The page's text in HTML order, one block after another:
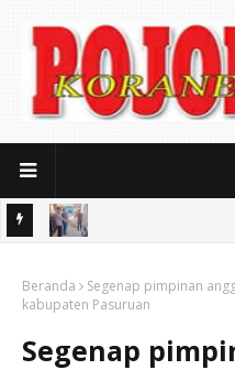
KerjaPasuruan Raib Digondol
Beranda
Segenap pimpinan
kabupaten Pasuruan
Segenap